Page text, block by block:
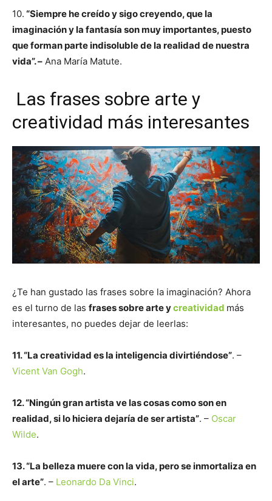
10. “Siempre he creído y sigo creyendo, que la
imaginación y la fantasía son muy importantes, puesto
que forman parte indisoluble de la realidad de nuestra
vida”. – Ana María Matute.
Las frases sobre arte y
creatividad más interesantes
¿Te han gustado las frases sobre la imaginación? Ahora
es el turno de las frases sobre arte ycreatividad más
interesantes, no puedes dejar de leerlas:
11. “La creatividad es la inteligencia divirtiéndose”. –
Vicent Van Gogh.
12. “Ningún gran artista ve las cosas como son en
realidad, si lo hiciera dejaría de ser artista”. – Oscar
Wilde.
13. “La belleza muere con la vida, pero se inmortaliza en
el arte”. – Leonardo Da Vinci.